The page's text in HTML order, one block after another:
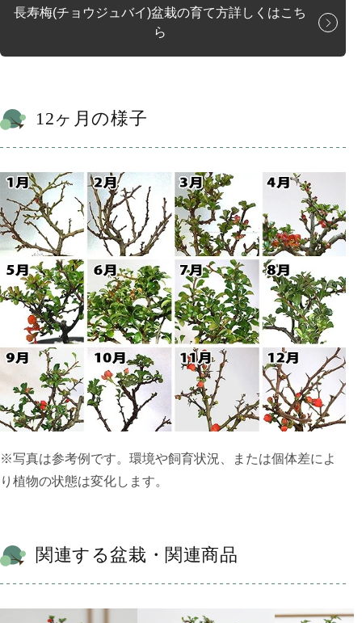
長寿梅(チョウジュバイ)盆栽の育て方詳しくはこち
ら
12ヶ月の様子
※写真は参考例です。環境や飼育状況、または個体差によ
り植物の状態は変化します。
関連する盆栽・関連商品